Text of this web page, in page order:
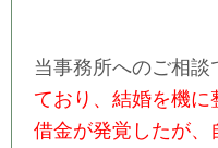
当事務所へのご相談
ており、結婚を機に
借金が発覚したが、